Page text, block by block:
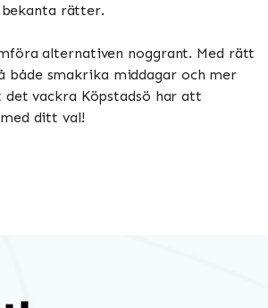
rätter.
alternativen noggrant. Med rätt
både smakrika middagar och mer
vackra Köpstadsö har att
ditt val!